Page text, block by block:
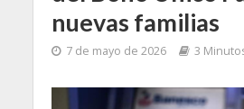
nuevas familias
7 de mayo de 2026 3